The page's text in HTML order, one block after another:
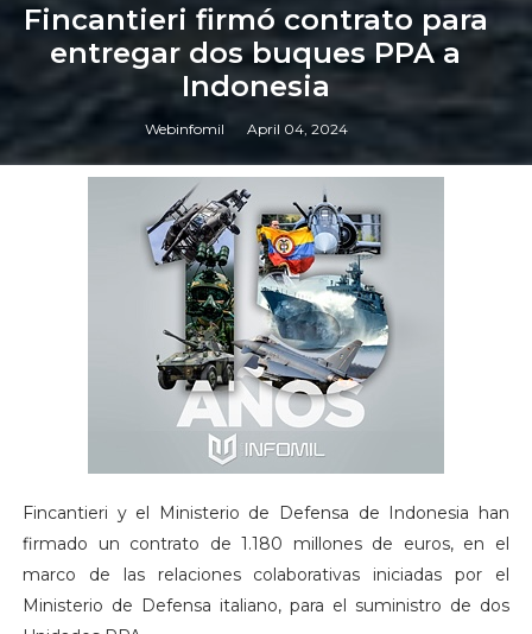
Fincantieri firmó contrato para
entregar dos buques PPA a
Indonesia
Webinfomil April 04, 2024
Fincantieri y el Ministerio de Defensa de Indonesia han
firmado un contrato de 1.180 millones de euros, en el
marco de las relaciones colaborativas iniciadas por el
Ministerio de Defensa italiano, para el suministro de dos